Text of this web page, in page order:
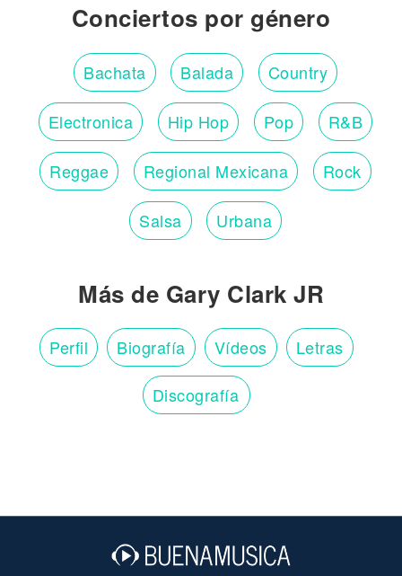
Conciertos por género
Bachata Balada Country
Electronica Hip Hop Pop R&B
Reggae Regional Mexicana Rock
Salsa Urbana
Más de Gary Clark JR
Perfil Biografía Vídeos Letras
Discografía